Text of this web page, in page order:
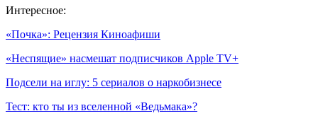
Интересное:
«Почка»: Рецензия Киноафиши
«Неспящие» насмешат подписчиков Apple TV+
Подсели на иглу: 5 сериалов о наркобизнесе
Тест: кто ты из вселенной «Ведьмака»?